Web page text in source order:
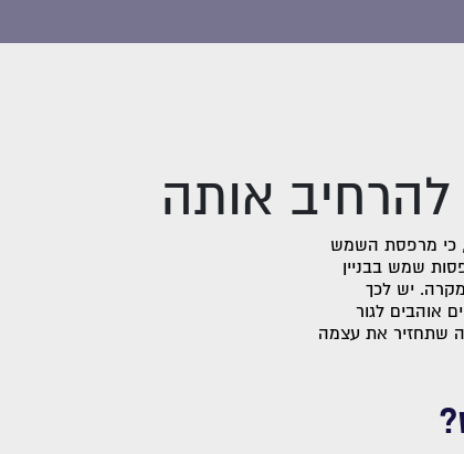
אותה
כי מרפסת השמש
שמש בבניין
יש לכך
אוהבים לגור
שתחזיר את עצמה